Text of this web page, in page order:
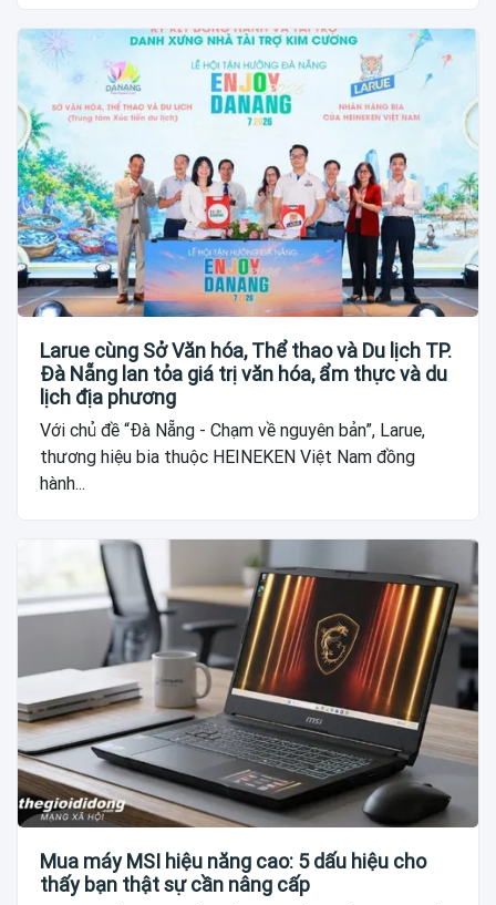
Larue cùng Sở Văn hóa, Thể thao và Du lịch TP.
Đà Nẵng lan tỏa giá trị văn hóa, ẩm thực và du
lịch địa phương
Với chủ đề “Đà Nẵng - Chạm về nguyên bản”, Larue,
thương hiệu bia thuộc HEINEKEN Việt Nam đồng
hành...
Mua máy MSI hiệu năng cao: 5 dấu hiệu cho
thấy bạn thật sự cần nâng cấp